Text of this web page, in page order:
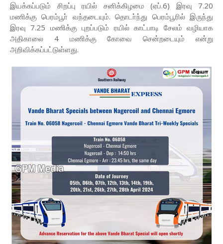
இயக்கப்படும் சிறப்பு ரயில் சனிக்கிழமை (ஏப்.6) இரவு 7.20
மணிக்கு பெரம்பூா் வந்தடையும். தொடா்ந்து பெரம்பூரில் இருந்து
இரவு 7.25 மணிக்கு புறப்படும் ரயில் காட்பாடி சேலம் வழியாக
அதிகாலை 4 மணிக்கு கோவை சென்றடையும் என்று
அறிவிக்கப்பட்டுள்ளது.